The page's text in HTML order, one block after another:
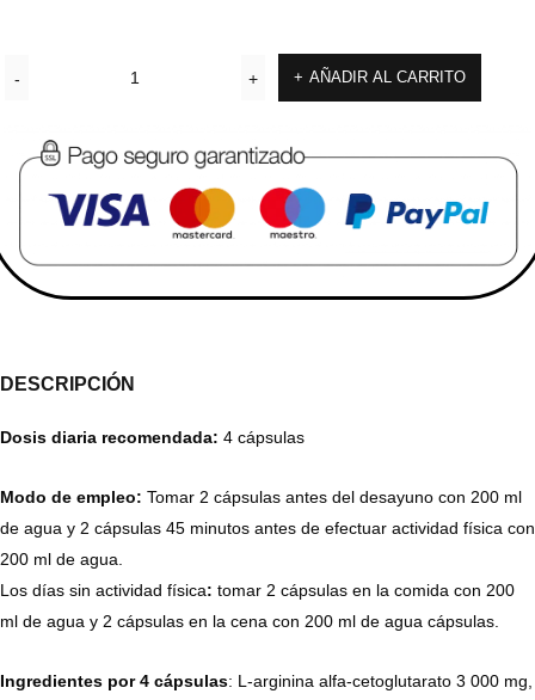
AÑADIR AL CARRITO
DESCRIPCIÓN
Dosis diaria recomendada: 4 cápsulas
Modo de empleo: Tomar 2 cápsulas antes del desayuno con 200 ml
de agua y 2 cápsulas 45 minutos antes de efectuar actividad física con
200 ml de agua.
Los días sin actividad física: tomar 2 cápsulas en la comida con 200
ml de agua y 2 cápsulas en la cena con 200 ml de agua cápsulas.
Ingredientes por 4 cápsulas: L-arginina alfa-cetoglutarato 3 000 mg,